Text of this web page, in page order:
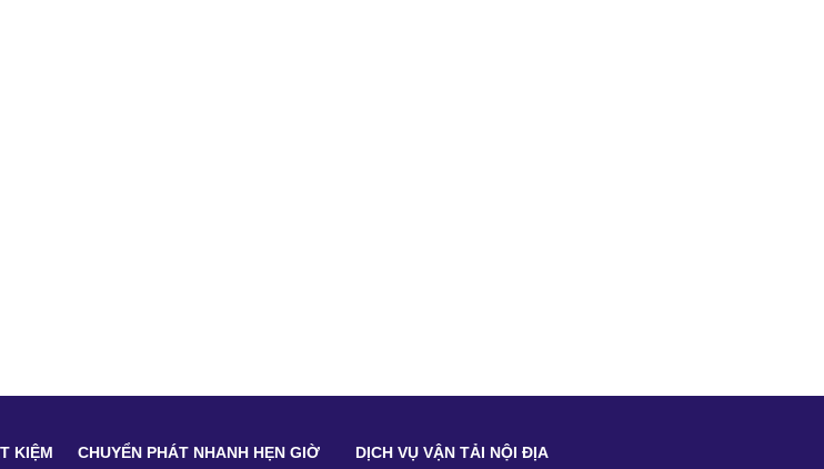
KIỆM
CHUYỂN PHÁT NHANH HẸN GIỜ
DỊCH VỤ VẬN TẢI NỘI ĐỊA